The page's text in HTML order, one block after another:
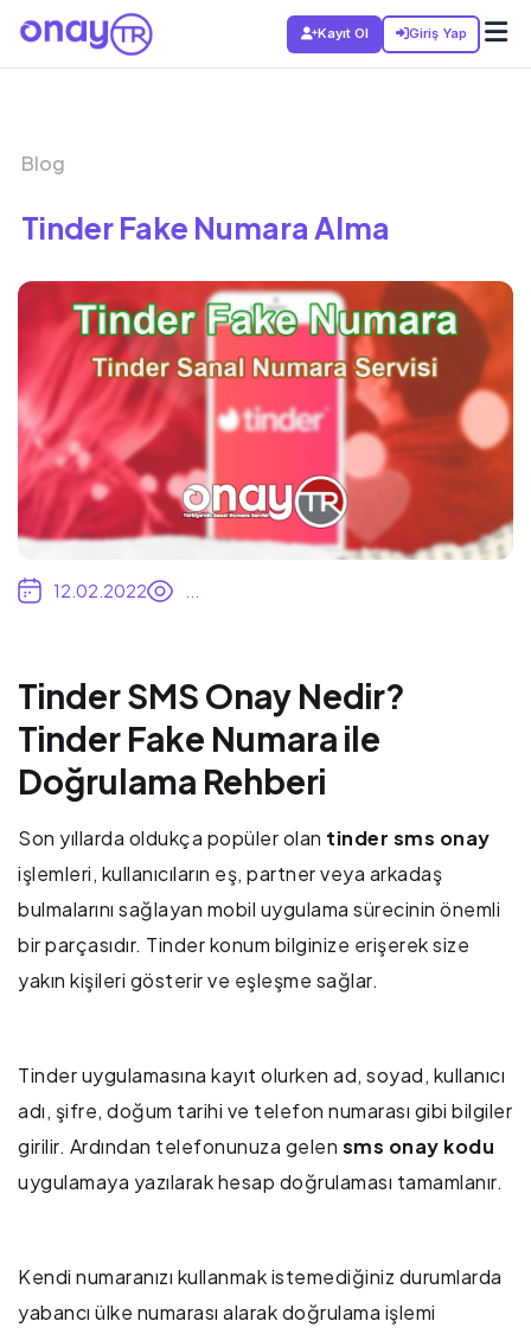
Kayıt Ol Giriş Yap
Blog
Tinder Fake Numara Alma
12.02.2022
Tinder SMS Onay Nedir?
Tinder Fake Numara ile
Doğrulama Rehberi
Son yıllarda oldukça popüler olan tinder sms onay
işlemleri, kullanıcıların eş, partner veya arkadaş
bulmalarını sağlayan mobil uygulama sürecinin önemli
bir parçasıdır. Tinder konum bilginize erişerek size
yakın kişileri gösterir ve eşleşme sağlar.
Tinder uygulamasına kayıt olurken ad, soyad, kullanıcı
adı, şifre, doğum tarihi ve telefon numarası gibi bilgiler
girilir. Ardından telefonunuza gelen sms onay kodu
uygulamaya yazılarak hesap doğrulaması tamamlanır.
Kendi numaranızı kullanmak istemediğiniz durumlarda
yabancı ülke numarası alarak doğrulama işlemi